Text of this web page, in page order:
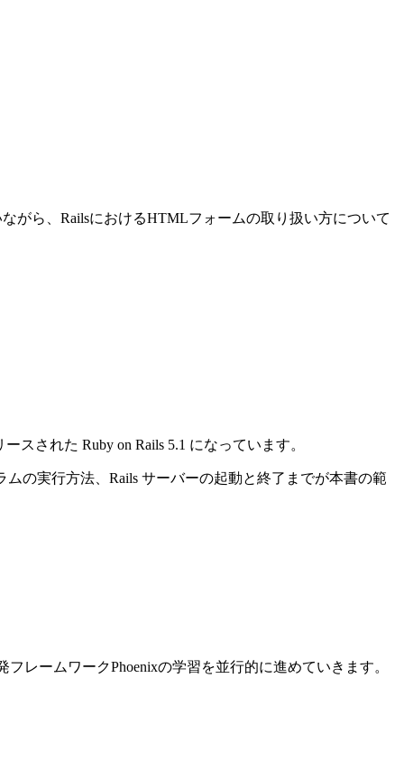
がら、RailsにおけるHTMLフォームの取り扱い方について
スされた Ruby on Rails 5.1 になっています。
の実行方法、Rails サーバーの起動と終了までが本書の範
レームワークPhoenixの学習を並行的に進めていきます。